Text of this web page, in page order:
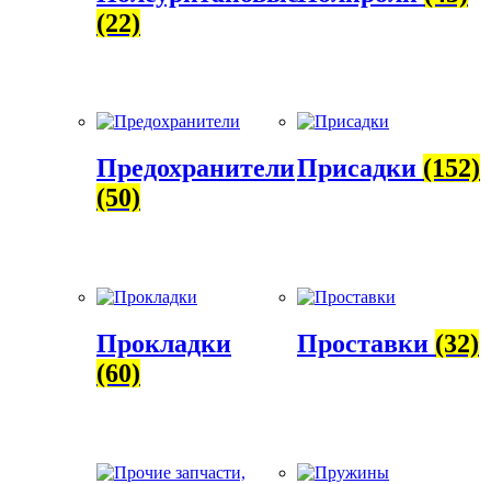
(22)
Предохранители
(50)
Присадки (152)
Прокладки
(60)
Проставки (32)